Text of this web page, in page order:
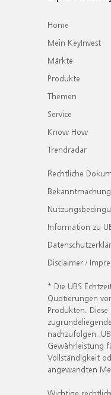
Home
Mein KeyInvest
Märkte
Produkte
Themen
Service
Know How
Trendradar
Rechtliche
Information zu
Disclaimer /
* Die UBS
Quotierungen
Produkten.
nachzufolgen.
Gewährleistung
Vollständigkeit
angewandten